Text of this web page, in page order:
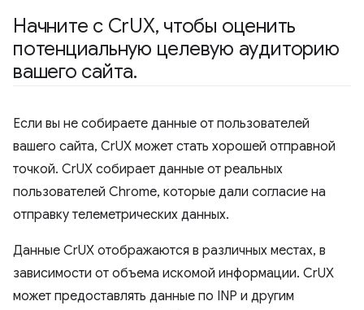
Начните с CrUX, чтобы оценить
потенциальную целевую аудиторию
вашего сайта.
Если вы не собираете данные от пользователей
вашего сайта, CrUX может стать хорошей отправной
точкой. CrUX собирает данные от реальных
пользователей Chrome, которые дали согласие на
отправку телеметрических данных.
Данные CrUX отображаются в различных местах, в
зависимости от объема искомой информации. CrUX
может предоставлять данные по INP и другим